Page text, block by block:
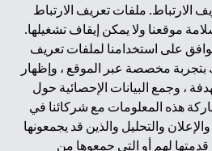
الارتباط. ملفات تعريف الارتباط
موقعنا ولا يمكن إيقاف تشغيلها.
على استخدامنا لملفات تعريف
بتجربة مخصصة عبر الموقع ، وإظهار
، وجمع البيانات الإحصائية حول
هذه المعلومات مع شركائنا في
والتحليل والذين قد يجمعونها
لهم أو التي جمعوها من
لدى مصرف الإمارات المركزي تحت
أرقام التراخيص 202563 لفرع الوصل في دبي، 531989 لفرع مول
CN-لفرع أبوظبي. هاتف: 4000 311 04.
العربية المتحدة مرخص من مصرف
كفرع لبنك أجنبي.
المتحدة مرخص من هيئة الأوراق المالية
والسلع في الإمارات العربية المتحدة ("SCA") للقيام بالنشاط المالي لـ أ)